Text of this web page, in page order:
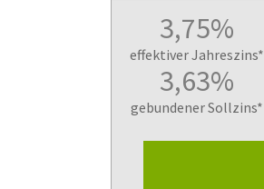
3,75%
effektiver Jahreszins*
3,63%
gebundener Sollzins*